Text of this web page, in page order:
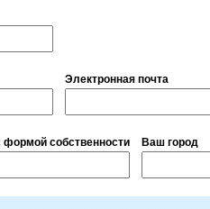
Электронная почта
формой собственности Ваш город